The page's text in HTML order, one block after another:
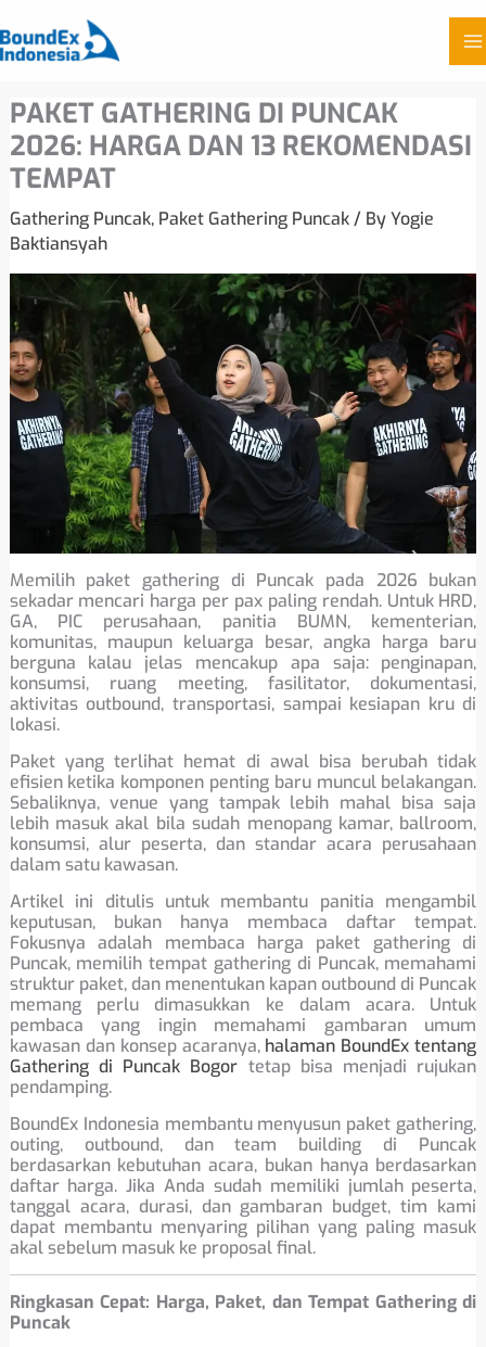
Skip
to
content
PAKET GATHERING DI PUNCAK
2026: HARGA DAN 13 REKOMENDASI
TEMPAT
Gathering Puncak, Paket Gathering Puncak/ ByYogie
Baktiansyah
Memilih paket gathering di Puncak pada 2026 bukan
sekadar mencari harga per pax paling rendah. Untuk HRD,
GA, PIC perusahaan, panitia BUMN, kementerian,
komunitas, maupun keluarga besar, angka harga baru
berguna kalau jelas mencakup apa saja: penginapan,
konsumsi, ruang meeting, fasilitator, dokumentasi,
aktivitas outbound, transportasi, sampai kesiapan kru di
lokasi.
Paket yang terlihat hemat di awal bisa berubah tidak
efisien ketika komponen penting baru muncul belakangan.
Sebaliknya, venue yang tampak lebih mahal bisa saja
lebih masuk akal bila sudah menopang kamar, ballroom,
konsumsi, alur peserta, dan standar acara perusahaan
dalam satu kawasan.
Artikel ini ditulis untuk membantu panitia mengambil
keputusan, bukan hanya membaca daftar tempat.
Fokusnya adalah membaca harga paket gathering di
Puncak, memilih tempat gathering di Puncak, memahami
struktur paket, dan menentukan kapan outbound di Puncak
memang perlu dimasukkan ke dalam acara. Untuk
pembaca yang ingin memahami gambaran umum
kawasan dan konsep acaranya, halaman BoundEx tentang
Gathering di Puncak Bogor tetap bisa menjadi rujukan
pendamping.
BoundEx Indonesia membantu menyusun paket gathering,
outing, outbound, dan team building di Puncak
berdasarkan kebutuhan acara, bukan hanya berdasarkan
daftar harga. Jika Anda sudah memiliki jumlah peserta,
tanggal acara, durasi, dan gambaran budget, tim kami
dapat membantu menyaring pilihan yang paling masuk
akal sebelum masuk ke proposal final.
Ringkasan Cepat: Harga, Paket, dan Tempat Gathering di
Puncak